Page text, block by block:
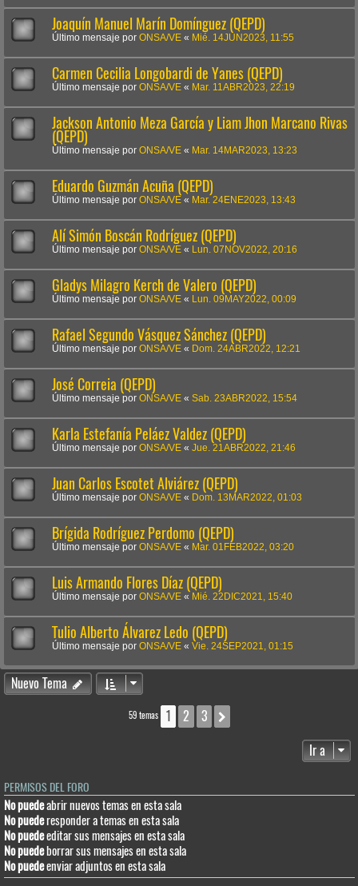
Joaquín Manuel Marín Domínguez (QEPD)
Último mensaje por ONSA/VE « Mié. 14JUN2023, 11:55
Carmen Cecilia Longobardi de Yanes (QEPD)
Último mensaje por ONSA/VE « Mar. 11ABR2023, 22:19
Jackson Antonio Meza García y Liam Jhon Marcano Rivas
(QEPD)
Último mensaje por ONSA/VE « Mar. 14MAR2023, 13:23
Eduardo Guzmán Acuña (QEPD)
Último mensaje por ONSA/VE « Mar. 24ENE2023, 13:43
Alí Simón Boscán Rodríguez (QEPD)
Último mensaje por ONSA/VE « Lun. 07NOV2022, 20:16
Gladys Milagro Kerch de Valero (QEPD)
Último mensaje por ONSA/VE « Lun. 09MAY2022, 00:09
Rafael Segundo Vásquez Sánchez (QEPD)
Último mensaje por ONSA/VE « Dom. 24ABR2022, 12:21
José Correia (QEPD)
Último mensaje por ONSA/VE « Sab. 23ABR2022, 15:54
Karla Estefanía Peláez Valdez (QEPD)
Último mensaje por ONSA/VE « Jue. 21ABR2022, 21:46
Juan Carlos Escotet Alviárez (QEPD)
Último mensaje por ONSA/VE « Dom. 13MAR2022, 01:03
Brígida Rodríguez Perdomo (QEPD)
Último mensaje por ONSA/VE « Mar. 01FEB2022, 03:20
Luis Armando Flores Díaz (QEPD)
Último mensaje por ONSA/VE « Mié. 22DIC2021, 15:40
Tulio Alberto Álvarez Ledo (QEPD)
Último mensaje por ONSA/VE « Vie. 24SEP2021, 01:15
Nuevo Tema
59 temas 1 2 3
Ir a
PERMISOS DEL FORO
No puedeabrir nuevos temas en esta sala
No puederesponder a temas en esta sala
No puedeeditar sus mensajes en esta sala
No puedeborrar sus mensajes en esta sala
No puedeenviar adjuntos en esta sala